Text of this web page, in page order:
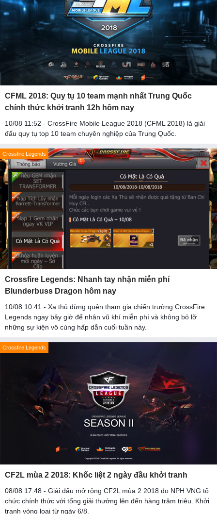
CFML 2018: Quy tụ 10 team mạnh nhất Trung Quốc
chính thức khởi tranh 12h hôm nay
10/08 11:52 - CrossFire Mobile League 2018 (CFML 2018) là giải
đấu quy tụ top 10 team chuyên nghiệp của Trung Quốc.
Crossfire Legends
Crossfire Legends: Nhanh tay nhận miễn phí
Blunderbuss Dragon hôm nay
10/08 10:41 - Xạ thủ đừng quên tham gia chiến trường CrossFire
Legends ngay bây giờ để nhận vũ khí miễn phí và không bỏ lỡ
những sự kiện vô cùng hấp dẫn cuối tuần này.
Crossfire Legends
CF2L mùa 2 2018: Khốc liệt 2 ngày đầu khởi tranh
08/08 17:48 - Giải đấu mở rộng CF2L mùa 2 2018 do NPH VNG tổ
chức chính thức với tổng giải thưởng lên đến hàng trăm triệu. Khởi
tranh vòng loại từ ngày 6/8.